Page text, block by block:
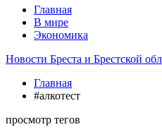
Главная
В мире
Экономика
Новости Бреста и Брестской
Главная
#алкотест
просмотр тегов